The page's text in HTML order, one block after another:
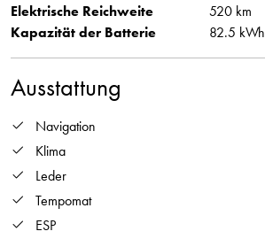
Elektrische Reichweite
520 km
Kapazität der Batterie
82.5 kWh
Ausstattung
Navigation
Klima
Leder
Tempomat
ESP